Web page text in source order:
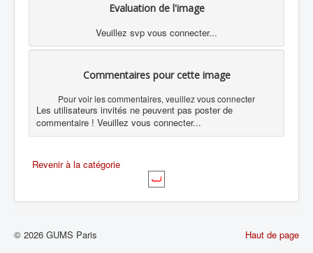
Evaluation de l'image
Veuillez svp vous connecter...
Commentaires pour cette image
Pour voir les commentaires, veuillez vous connecter
Les utilisateurs invités ne peuvent pas poster de
commentaire ! Veuillez vous connecter...
Revenir à la catégorie
Haut de page
© 2026 GUMS Paris